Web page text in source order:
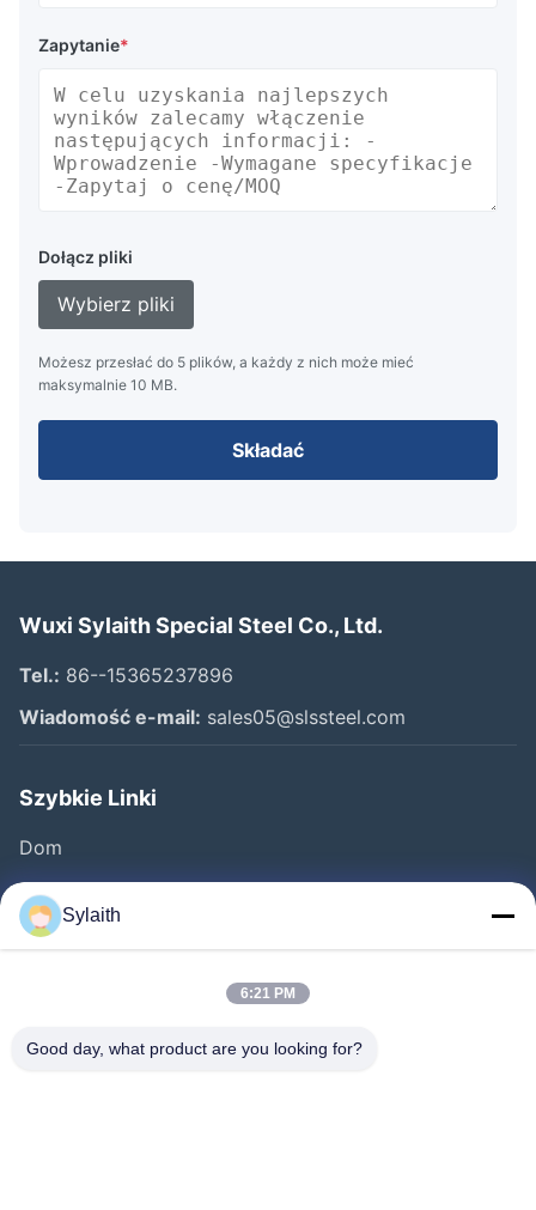
Zapytanie*
Dołącz pliki
Wybierz pliki
Możesz przesłać do 5 plików, a każdy z nich może mieć
maksymalnie 10 MB.
Składać
Wuxi Sylaith Special Steel Co., Ltd.
Tel.: 86--15365237896
Wiadomość e-mail: sales05@slssteel.com
Szybkie Linki
Dom
Produkty
Filmy
Kontrola Jakości
Sylaith
6:21 PM
Good day, what product are you looking for?